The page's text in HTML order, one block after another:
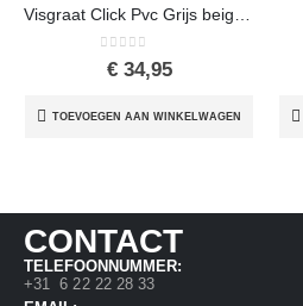
Visgraat Click Pvc Grijs beige XL
0out of 5
€34,95
TOEVOEGEN AAN WINKELWAGEN
CONTACT
TELEFOONNUMMER:
+31 6 22 22 28 33